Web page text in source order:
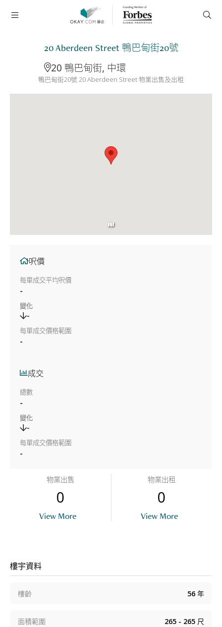
20 Aberdeen Street 鴨巴甸街20號
20 鴨巴甸街, 中環
鴨巴甸街20號 20 Aberdeen Street 物業出售及出租
呎價
每單成交平均呎價
-
變化
-
每單成交價格範圍
-
成交
總數
-
變化
-
每單成交價格範圍
-
物業出售
0
View More
物業出租
0
View More
樓宇資料
樓齡 56 年
面積範圍 265 - 265 尺